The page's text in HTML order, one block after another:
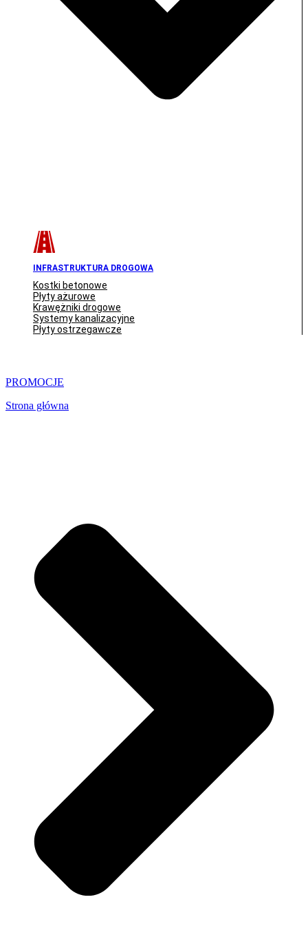
INFRASTRUKTURA DROGOWA
Kostki betonowe
Płyty ażurowe
Krawężniki drogowe
Systemy kanalizacyjne
Płyty ostrzegawcze
PROMOCJE
Strona główna